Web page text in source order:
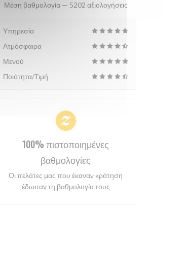
Μέση βαθμολογία — 5202 αξιολογήσεις
Υπηρεσία
Ατμόσφαιρα
Μενού
Ποιότητα/Τιμή
100% πιστοποιημένες
βαθμολογίες
Οι πελάτες μας που έκαναν κράτηση
έδωσαν τη βαθμολογία τους